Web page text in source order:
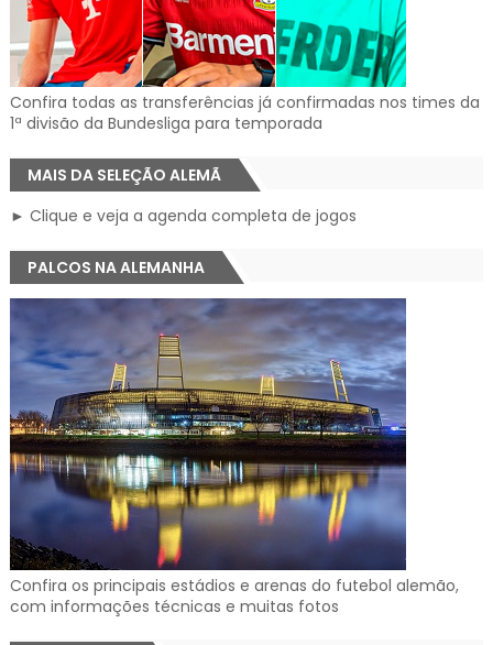
Confira todas as transferências já confirmadas nos times da
1ª divisão da Bundesliga para temporada
MAIS DA SELEÇÃO ALEMÃ
► Clique e veja a agenda completa de jogos
PALCOS NA ALEMANHA
Confira os principais estádios e arenas do futebol alemão,
com informações técnicas e muitas fotos